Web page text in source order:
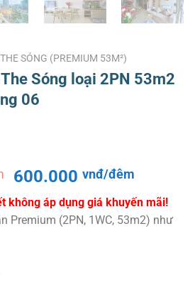
SÓNG (PREMIUM 53M²)
Sóng loại 2PN 53m2
06
Giá
gốc
là:
870.000 vnđ/
600.000vnđ/đêm
hiện
tại
là:
không áp dụng giá khuyến mãi!
Premium (2PN, 1WC, 53m2) như